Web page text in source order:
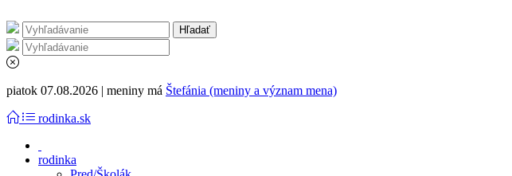
piatok 07.08.2026 | meniny má Štefánia (meniny a význam mena)
rodinka.sk
rodinka